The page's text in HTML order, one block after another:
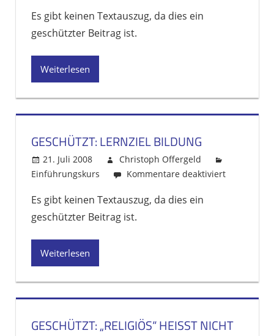
Christentum
als
Es gibt keinen Textauszug, da dies ein
geschützter Beitrag ist.
Weiterlesen
GESCHÜTZT: LERNZIEL BILDUNG
21. Juli 2008
Christoph Offergeld
Einführungskurs
Kommentare deaktiviert
Es gibt keinen Textauszug, da dies ein
geschützter Beitrag ist.
Weiterlesen
GESCHÜTZT: „RELIGIÖS“ HEISST NICHT „